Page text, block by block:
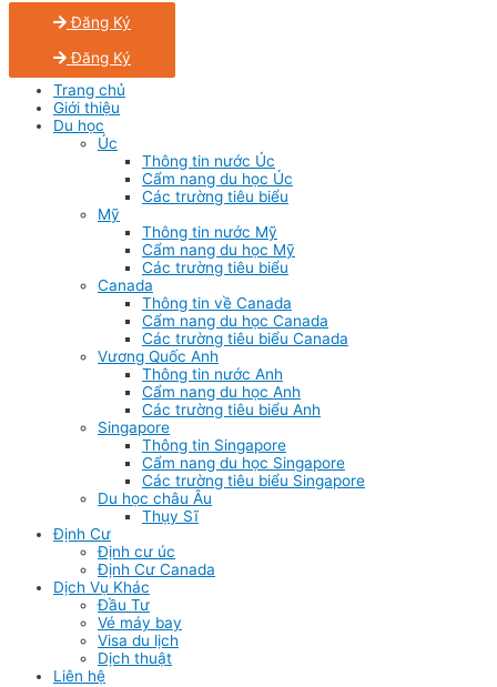
Đăng Ký
Đăng Ký
Trang chủ
Giới thiệu
Du học
Úc
Thông tin nước Úc
Cẩm nang du học Úc
Các trường tiêu biểu
Mỹ
Thông tin nước Mỹ
Cẩm nang du học Mỹ
Các trường tiêu biểu
Canada
Thông tin về Canada
Cẩm nang du học Canada
Các trường tiêu biểu Canada
Vương Quốc Anh
Thông tin nước Anh
Cẩm nang du học Anh
Các trường tiêu biểu Anh
Singapore
Thông tin Singapore
Cẩm nang du học Singapore
Các trường tiêu biểu Singapore
Du học châu Âu
Thụy Sĩ
Định Cư
Định cư úc
Định Cư Canada
Dịch Vụ Khác
Đầu Tư
Vé máy bay
Visa du lịch
Dịch thuật
Liên hệ